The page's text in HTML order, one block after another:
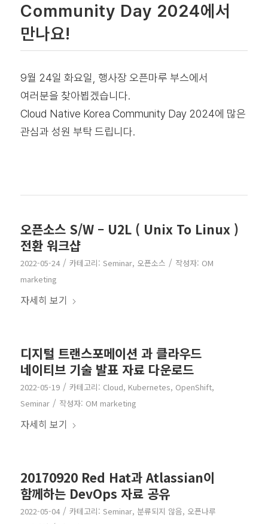
Community Day 2024에서
만나요!
9월 24일 화요일, 행사장 오픈마루 부스에서
여러분을 찾아뵙겠습니다.
Cloud Native Korea Community Day 2024에 많은
관심과 성원 부탁 드립니다.
오픈소스 S/W – U2L ( Unix To Linux )
전환 워크샵
2022-05-24 / 카테고리: Seminar, 오픈소스 / 작성자: OM
marketing
자세히 보기
디지털 트랜스포메이션 과 클라우드
네이티브 기술 발표 자료 다운로드
2022-05-19 / 카테고리: Cloud, Kubernetes, OpenShift,
Seminar / 작성자: OM marketing
자세히 보기
20170920 Red Hat과 Atlassian이
함께하는 DevOps 자료 공유
2022-05-04 / 카테고리: Seminar, 분류되지 않음, 오픈나루